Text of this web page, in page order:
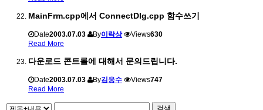
MainFrm.cpp에서 ConnectDlg.cpp 함수쓰기
Date2003.07.03 By이락상 Views630
Read More
다운로드 콘트롤에 대해서 문의드립니다.
Date2003.07.03 By김응수 Views747
Read More
검색